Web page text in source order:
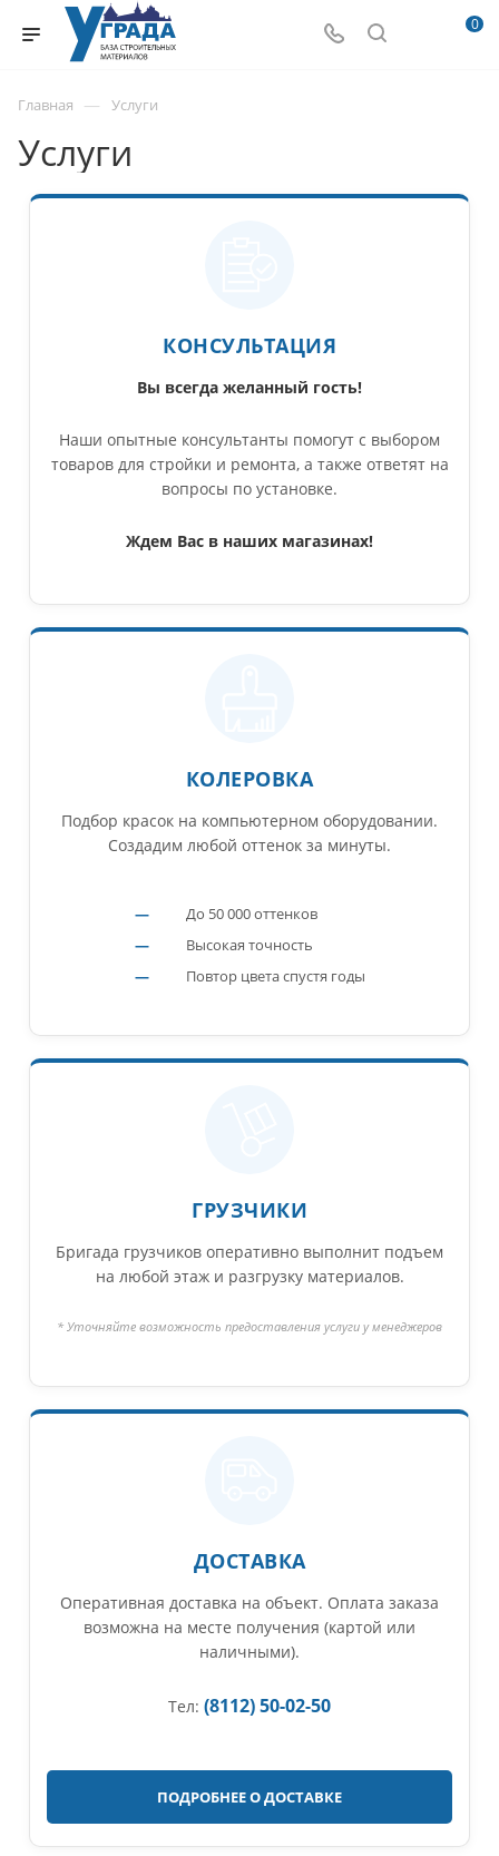
0
Главная — Услуги
Услуги
КОНСУЛЬТАЦИЯ
Вы всегда желанный гость!
Наши опытные консультанты помогут с выбором
товаров для стройки и ремонта, а также ответят на
вопросы по установке.
Ждем Вас в наших магазинах!
КОЛЕРОВКА
Подбор красок на компьютерном оборудовании.
Создадим любой оттенок за минуты.
До 50 000 оттенков
Высокая точность
Повтор цвета спустя годы
ГРУЗЧИКИ
Бригада грузчиков оперативно выполнит подъем
на любой этаж и разгрузку материалов.
* Уточняйте возможность предоставления услуги у менеджеров
ДОСТАВКА
Оперативная доставка на объект. Оплата заказа
возможна на месте получения (картой или
наличными).
Тел: (8112) 50-02-50
ПОДРОБНЕЕ О ДОСТАВКЕ